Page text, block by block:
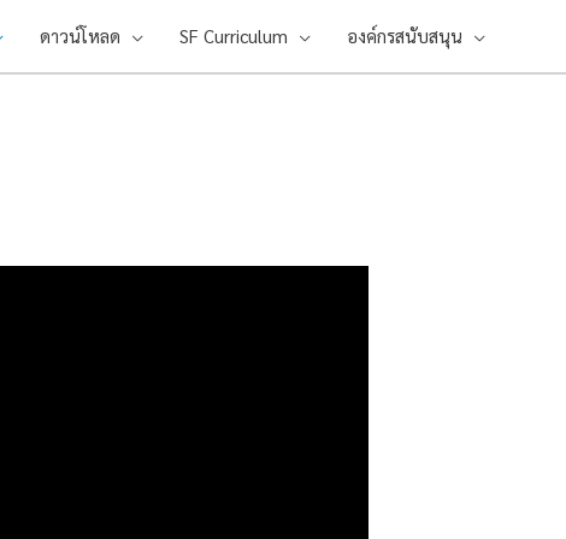
ดาวน์โหลด SF Curriculum องค์กรสนับสนุน